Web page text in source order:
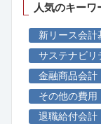
人気のキーワ
新リース会計
サステナビリ
金融商品会計
その他の費用
退職給付会計